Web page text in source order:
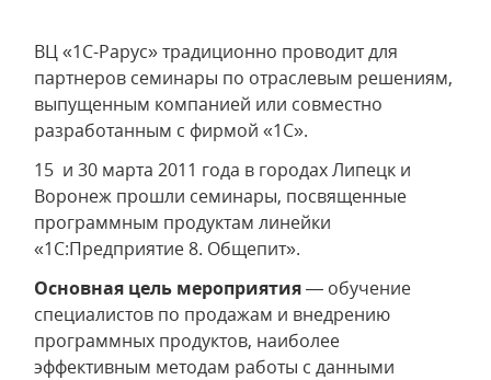
ВЦ «1С-Рарус» традиционно проводит для
партнеров семинары по отраслевым решениям,
выпущенным компанией или совместно
разработанным с фирмой «1С».
15 и 30 марта 2011 года в городах Липецк и
Воронеж прошли семинары, посвященные
программным продуктам линейки
«1С:Предприятие 8. Общепит».
Основная цель мероприятия— обучение
специалистов по продажам и внедрению
программных продуктов, наиболее
эффективным методам работы с данными